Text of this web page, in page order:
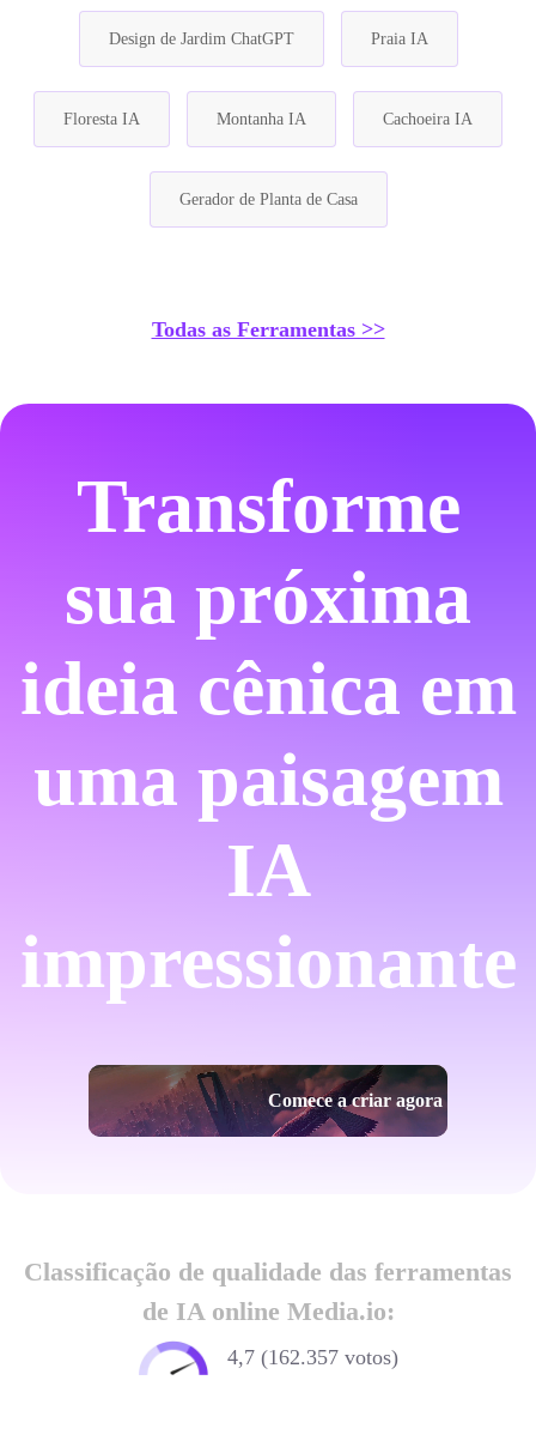
Design de Jardim ChatGPT Praia IA
Floresta IA Montanha IA Cachoeira IA
Gerador de Planta de Casa
Todas as Ferramentas >>
Transforme
sua próxima
ideia cênica em
uma paisagem
IA
impressionante
Comece a criar agora
Classificação de qualidade das ferramentas
de IA online Media.io:
4,7 (162.357 votos)